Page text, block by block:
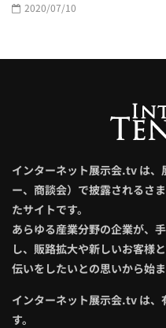
2020/07/10
インターネット展示会.tv は、
ー、商談会）で披露されるさ
たサイトです。
あらゆる産業分野の企業が、
し、販路拡大や新しいお客様
伝いをしたいとの思いから始ま
インターネット展示会.tv は、
す。